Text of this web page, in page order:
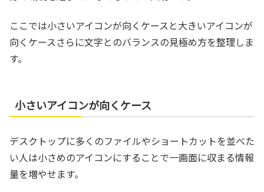
ここでは小さいアイコンが向くケースと大きいアイコンが
向くケースさらに文字とのバランスの見極め方を整理しま
す。
小さいアイコンが向くケース
デスクトップに多くのファイルやショートカットを並べた
い人は小さめのアイコンにすることで一画面に収まる情報
量を増やせます。